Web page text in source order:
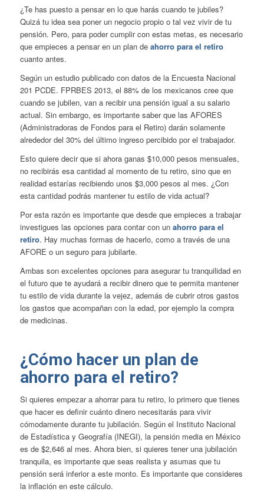
¿Te has puesto a pensar en lo que harás cuando te jubiles?
Quizá tu idea sea poner un negocio propio o tal vez vivir de tu
pensión. Pero, para poder cumplir con estas metas, es necesario
que empieces a pensar en un plan de ahorro para el retiro
cuanto antes.
Según un estudio publicado con datos de la Encuesta Nacional
201 PCDE. FPRBES 2013, el 88% de los mexicanos cree que
cuando se jubilen, van a recibir una pensión igual a su salario
actual. Sin embargo, es importante saber que las AFORES
(Administradoras de Fondos para el Retiro) darán solamente
alrededor del 30% del último ingreso percibido por el trabajador.
Esto quiere decir que si ahora ganas $10,000 pesos mensuales,
no recibirás esa cantidad al momento de tu retiro, sino que en
realidad estarías recibiendo unos $3,000 pesos al mes. ¿Con
esta cantidad podrás mantener tu estilo de vida actual?
Por esta razón es importante que desde que empieces a trabajar
investigues las opciones para contar con un ahorro para el
retiro. Hay muchas formas de hacerlo, como a través de una
AFORE o un seguro para jubilarte.
Ambas son excelentes opciones para asegurar tu tranquilidad en
el futuro que te ayudará a recibir dinero que te permita mantener
tu estilo de vida durante la vejez, además de cubrir otros gastos
los gastos que acompañan con la edad, por ejemplo la compra
de medicinas.
¿Cómo hacer un plan de
ahorro para el retiro?
Si quieres empezar a ahorrar para tu retiro, lo primero que tienes
que hacer es definir cuánto dinero necesitarás para vivir
cómodamente durante tu jubilación. Según el Instituto Nacional
de Estadística y Geografía (INEGI), la pensión media en México
es de $2,646 al mes. Ahora bien, si quieres tener una jubilación
tranquila, es importante que seas realista y asumas que tu
pensión será inferior a este monto. Es importante que consideres
la inflación en este cálculo.